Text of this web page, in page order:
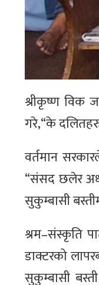
श्रीकृष्ण विक
गरे,“के
वर्तमान
“संसद छलेर
सुकुम्बासी
श्रम–संस्कृति
डाक्टरको
सुकुम्बासी